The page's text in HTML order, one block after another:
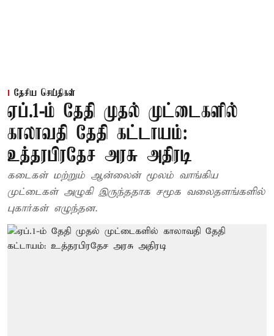
தேசிய செய்திகள்
ஏப்.1-ம் தேதி முதல் முட்டைகளில்
காலாவதி தேதி கட்டாயம்:
உத்தரபிரதேச அரசு அதிரடி
கடைகள் மற்றும் ஆன்லைன் மூலம் வாங்கிய
முட்டைகள் அழுகி இருந்ததாக சமூக வலைதளங்களில்
புகார்கள் எழுந்தன.